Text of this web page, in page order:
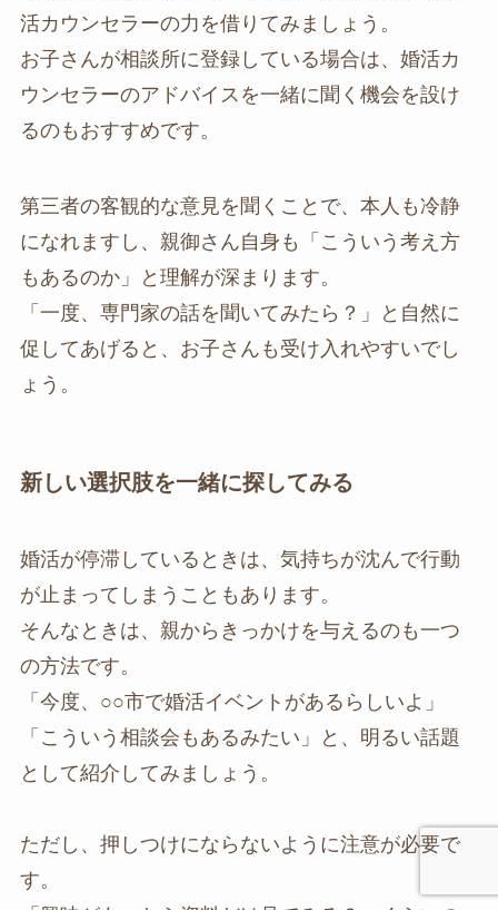
活カウンセラーの力を借りてみましょう。
お子さんが相談所に登録している場合は、婚活カ
ウンセラーのアドバイスを一緒に聞く機会を設け
るのもおすすめです。
第三者の客観的な意見を聞くことで、本人も冷静
になれますし、親御さん自身も「こういう考え方
もあるのか」と理解が深まります。
「一度、専門家の話を聞いてみたら？」と自然に
促してあげると、お子さんも受け入れやすいでし
ょう。
新しい選択肢を一緒に探してみる
婚活が停滞しているときは、気持ちが沈んで行動
が止まってしまうこともあります。
そんなときは、親からきっかけを与えるのも一つ
の方法です。
「今度、○○市で婚活イベントがあるらしいよ」
「こういう相談会もあるみたい」と、明るい話題
として紹介してみましょう。
ただし、押しつけにならないように注意が必要で
す。